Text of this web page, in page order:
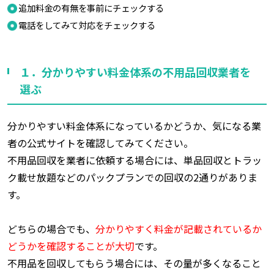
追加料金の有無を事前にチェックする
電話をしてみて対応をチェックする
１．分かりやすい料金体系の不用品回収業者を
選ぶ
分かりやすい料金体系になっているかどうか、気になる業
者の公式サイトを確認してみてください。
不用品回収を業者に依頼する場合には、単品回収とトラッ
ク載せ放題などのパックプランでの回収の2通りがありま
す。
どちらの場合でも、 分かりやすく料金が記載されているか
どうかを確認することが大切です。
不用品を回収してもらう場合には、その量が多くなること